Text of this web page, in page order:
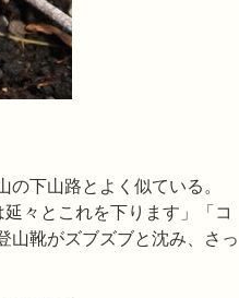
下山路とよく似ている。
々とこれを下ります」「コ
山靴がズブズブと沈み、さっ